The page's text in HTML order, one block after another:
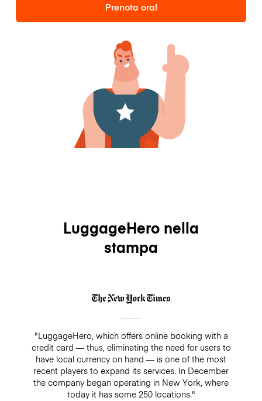
Prenota ora!
LuggageHero nella
stampa
"LuggageHero, which offers online booking with a
credit card — thus, eliminating the need for users to
have local currency on hand — is one of the most
recent players to expand its services. In December
the company began operating in New York, where
today it has some 250 locations."